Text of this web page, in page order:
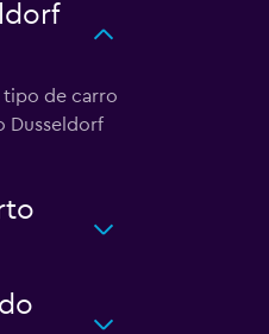
tipo de carro
Dusseldorf